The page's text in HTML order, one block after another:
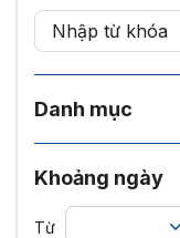
Danh mục
Khoảng ngày
Từ